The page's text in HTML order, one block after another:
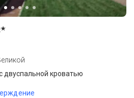
★
кроватью